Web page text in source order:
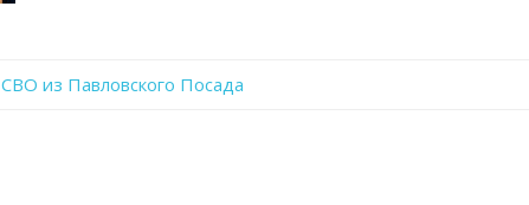
из Павловского Посада